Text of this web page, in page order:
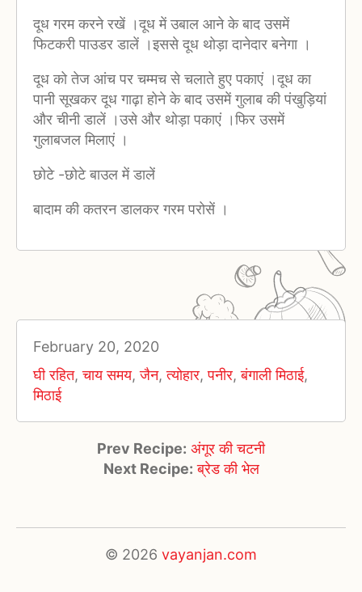
दूध गरम करने रखें ।दूध में उबाल आने के बाद उसमें
फिटकरी पाउडर डालें ।इससे दूध थोड़ा दानेदार बनेगा ।
दूध को तेज आंच पर चम्मच से चलाते हुए पकाएं ।दूध का
पानी सूखकर दूध गाढ़ा होने के बाद उसमें गुलाब की पंखुड़ियां
और चीनी डालें ।उसे और थोड़ा पकाएं ।फिर उसमें
गुलाबजल मिलाएं ।
छोटे -छोटे बाउल में डालें
बादाम की कतरन डालकर गरम परोसें ।
February 20, 2020
घी रहित,चाय समय,जैन,त्योहार,पनीर,बंगाली मिठाई,
मिठाई
Prev Recipe: अंगूर की चटनी
Next Recipe: ब्रेड की भेल
© 2026 vayanjan.com